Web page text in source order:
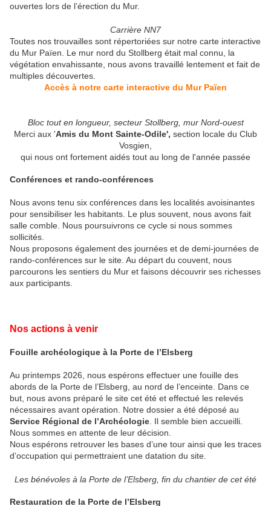
ouvertes lors de l’érection du Mur.
Carrière NN7
Toutes nos trouvailles sont répertoriées sur notre carte interactive
du Mur Païen. Le mur nord du Stollberg était mal connu, la
végétation envahissante, nous avons travaillé lentement et fait de
multiples découvertes.
Accès à notre carte interactive du Mur Païen
Bloc tout en longueur, secteur Stollberg, mur Nord-ouest
Merci aux 'Amis du Mont Sainte-Odile', section locale du Club
Vosgien,
qui nous ont fortement aidés tout au long de l'année passée
Conférences et rando-conférences
Nous avons tenu six conférences dans les localités avoisinantes
pour sensibiliser les habitants. Le plus souvent, nous avons fait
salle comble. Nous poursuivrons ce cycle si nous sommes
sollicités.
Nous proposons également des journées et de demi-journées de
rando-conférences sur le site. Au départ du couvent, nous
parcourons les sentiers du Mur et faisons découvrir ses richesses
aux participants.
Nos actions à venir
Fouille archéologique à la Porte de l’Elsberg
Au printemps 2026, nous espérons effectuer une fouille des
abords de la Porte de l’Elsberg, au nord de l’enceinte. Dans ce
but, nous avons préparé le site cet été et effectué les relevés
nécessaires avant opération. Notre dossier a été déposé au
Service Régional de l’Archéologie . Il semble bien accueilli.
Nous sommes en attente de leur décision.
Nous espérons retrouver les bases d’une tour ainsi que les traces
d’occupation qui permettraient une datation du site.
Les bénévoles à la Porte de l’Elsberg, fin du chantier de cet été
Restauration de la Porte de l’Elsberg